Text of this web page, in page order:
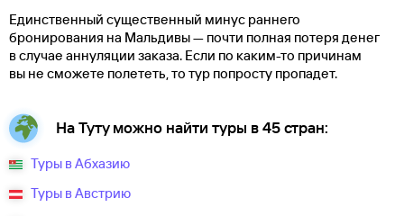
Единственный существенный минус раннего
бронирования на Мальдивы — почти полная потеря денег
в случае аннуляции заказа. Если по каким-то причинам
вы не сможете полететь, то тур попросту пропадет.
На Туту можно найти туры в 45 стран:
Туры в Абхазию
Туры в Австрию